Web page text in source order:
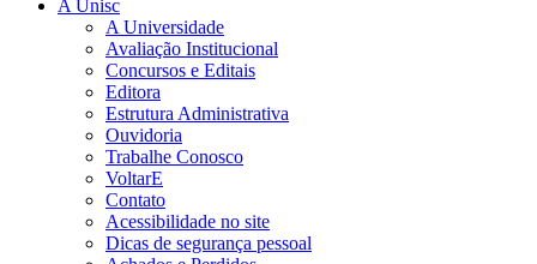
A Unisc
A Universidade
Avaliação Institucional
Concursos e Editais
Editora
Estrutura Administrativa
Ouvidoria
Trabalhe Conosco
VoltarE
Contato
Acessibilidade no site
Dicas de segurança pessoal